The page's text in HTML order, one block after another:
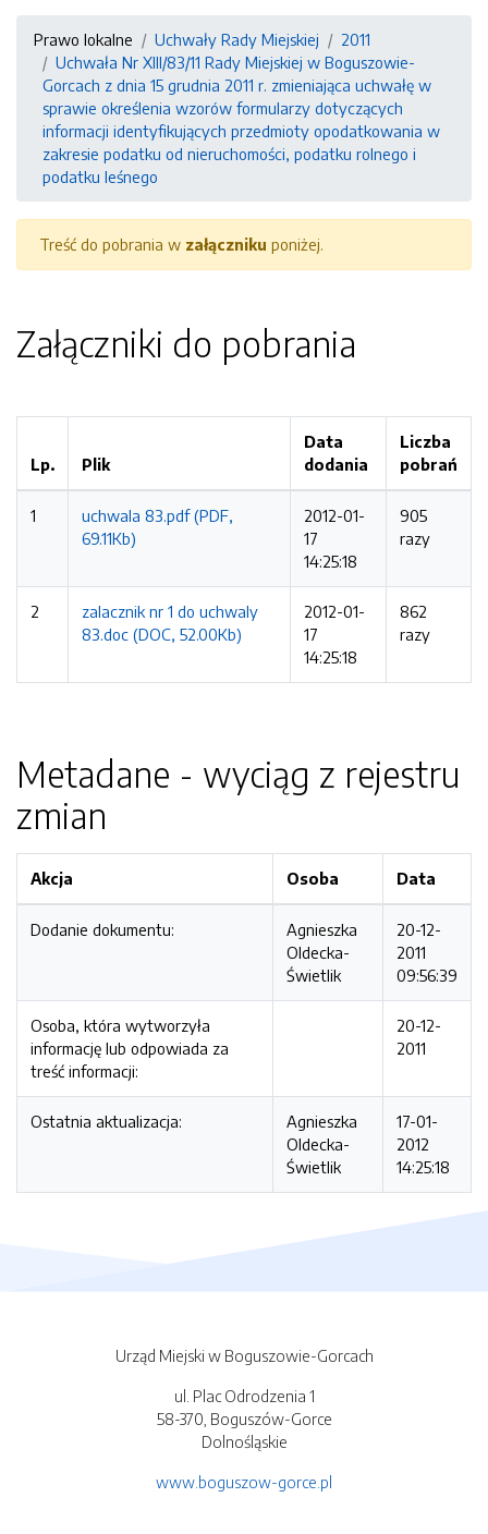
Prawo lokalne Uchwały Rady Miejskiej
2011
Uchwała Nr XIII/83/11 Rady Miejskiej w Boguszowie-
Gorcach z dnia 15 grudnia 2011 r. zmieniająca uchwałę w
sprawie określenia wzorów formularzy dotyczących
informacji identyfikujących przedmioty opodatkowania w
zakresie podatku od nieruchomości, podatku rolnego i
podatku leśnego
Treść do pobrania w załączniku poniżej.
Załączniki do pobrania
Lp. Plik
Data
dodania
Liczba
pobrań
1
uchwala 83.pdf (PDF,
69.11Kb)
2012-01-
17
14:25:18
905
razy
2
zalacznik nr 1 do uchwaly
83.doc (DOC, 52.00Kb)
2012-01-
17
14:25:18
862
razy
Metadane - wyciąg z rejestru
zmian
Akcja Osoba Data
Dodanie dokumentu:
Agnieszka
Oldecka-
Świetlik
20-12-
2011
09:56:39
Osoba, która wytworzyła
informację lub odpowiada za
treść informacji:
20-12-
2011
Ostatnia aktualizacja:
Agnieszka
Oldecka-
Świetlik
17-01-
2012
14:25:18
Urząd Miejski w Boguszowie-Gorcach
ul. Plac Odrodzenia 1
58-370, Boguszów-Gorce
Dolnośląskie
www.boguszow-gorce.pl